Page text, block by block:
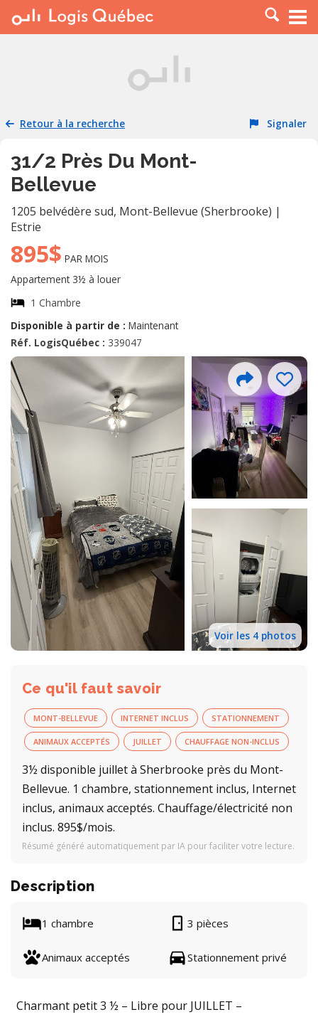
À LOUER
PLACER UNE ANNONCE
RESSOURCES
Retour à la recherche Signaler
31/2 Près Du Mont-
Bellevue
1205 belvédère sud, Mont-Bellevue (Sherbrooke) |
Estrie
895$ PAR MOIS
Appartement 3½ à louer
1 Chambre
Disponible à partir de : Maintenant
Réf. LogisQuébec : 339047
Voir les 4 photos
Ce qu'il faut savoir
MONT-BELLEVUE INTERNET INCLUS STATIONNEMENT
ANIMAUX ACCEPTÉS JUILLET CHAUFFAGE NON-INCLUS
3½ disponible juillet à Sherbrooke près du Mont-
Bellevue. 1 chambre, stationnement inclus, Internet
inclus, animaux acceptés. Chauffage/électricité non
inclus. 895$/mois.
Résumé généré automatiquement par IA pour faciliter votre lecture.
Description
1 chambre 3 pièces
Animaux acceptés Stationnement privé
Charmant petit 3 ½ – Libre pour JUILLET –